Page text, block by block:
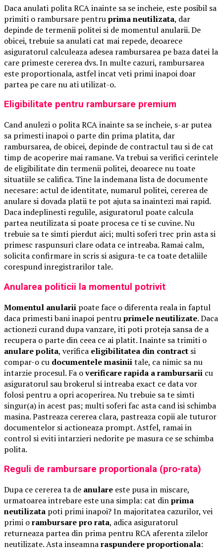
Daca anulati polita RCA inainte sa se incheie, este posibil sa
primiti o rambursare pentruprima neutilizata, dar
depinde de termenii politei si de momentul anularii. De
obicei, trebuie sa anulati cat mai repede, deoarece
asiguratorul calculeaza adesea rambursarea pe baza datei la
care primeste cererea dvs. In multe cazuri, rambursarea
este proportionala, astfel incat veti primi inapoi doar
partea pe care nu ati utilizat-o.
Eligibilitate pentru rambursare premium
Cand anulezi o polita RCA inainte sa se incheie, s-ar putea
sa primesti inapoi o parte din prima platita, dar
rambursarea, de obicei, depinde de contractul tau si de cat
timp de acoperire mai ramane. Va trebui sa verifici cerintele
de eligibilitate din termenii politei, deoarece nu toate
situatiile se califica. Tine la indemana lista de documente
necesare: actul de identitate, numarul politei, cererea de
anulare si dovada platii te pot ajuta sa inaintezi mai rapid.
Daca indeplinesti regulile, asiguratorul poate calcula
partea neutilizata si poate procesa ce ti se cuvine. Nu
trebuie sa te simti pierdut aici; multi soferi trec prin asta si
primesc raspunsuri clare odata ce intreaba. Ramai calm,
solicita confirmare in scris si asigura-te ca toate detaliile
corespund inregistrarilor tale.
Anularea politicii la momentul potrivit
Momentul anularii poate face o diferenta reala in faptul
daca primesti bani inapoi pentruprimele neutilizate. Daca
actionezi curand dupa vanzare, iti poti proteja sansa de a
recupera o parte din ceea ce ai platit. Inainte sa trimiti o
anulare polita, verifica eligibilitatea din contract si
compar-o cu documentele masiniitale, ca nimic sa nu
intarzie procesul. Fa overificare rapida a rambursarii cu
asiguratorul sau brokerul si intreaba exact ce data vor
folosi pentru a opri acoperirea. Nu trebuie sa te simti
singur(a) in acest pas; multi soferi fac asta cand isi schimba
masina. Pastreaza cererea clara, pastreaza copii ale tuturor
documentelor si actioneaza prompt. Astfel, ramai in
control si eviti intarzieri nedorite pe masura ce se schimba
polita.
Reguli de rambursare proportionala (pro-rata)
Dupa ce cererea ta de anulare este pusa in miscare,
urmatoarea intrebare este una simpla: cat dinprima
neutilizata poti primi inapoi? In majoritatea cazurilor, vei
primi orambursare pro rata, adica asiguratorul
returneaza partea din prima pentru RCA aferenta zilelor
neutilizate. Asta inseamnaraspundere proportionala: